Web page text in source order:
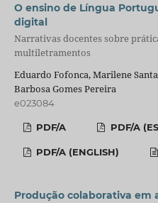
O ensino de Língua
digital
Narrativas docentes sobre
multiletramentos
Eduardo Fofonca, Marilene
Barbosa Gomes Pereira
e023084
PDF/A PDF/A
PDF/A (ENGLISH)
Produção colaborativa em